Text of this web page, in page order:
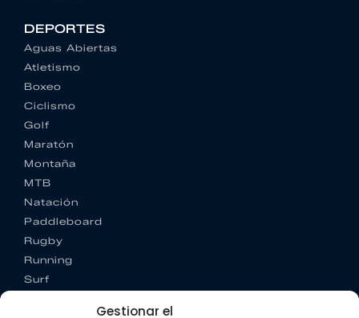
Gestionar el
DEPORTES
Aguas Abiertas
Atletismo
Boxeo
Ciclismo
Golf
Maratón
Montaña
MTB
Natación
Paddleboard
Rugby
Running
Surf